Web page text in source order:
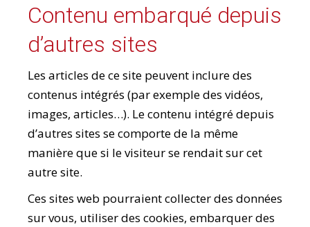
Contenu embarqué depuis
d’autres sites
Les articles de ce site peuvent inclure des
contenus intégrés (par exemple des vidéos,
images, articles…). Le contenu intégré depuis
d’autres sites se comporte de la même
manière que si le visiteur se rendait sur cet
autre site.
Ces sites web pourraient collecter des données
sur vous, utiliser des cookies, embarquer des